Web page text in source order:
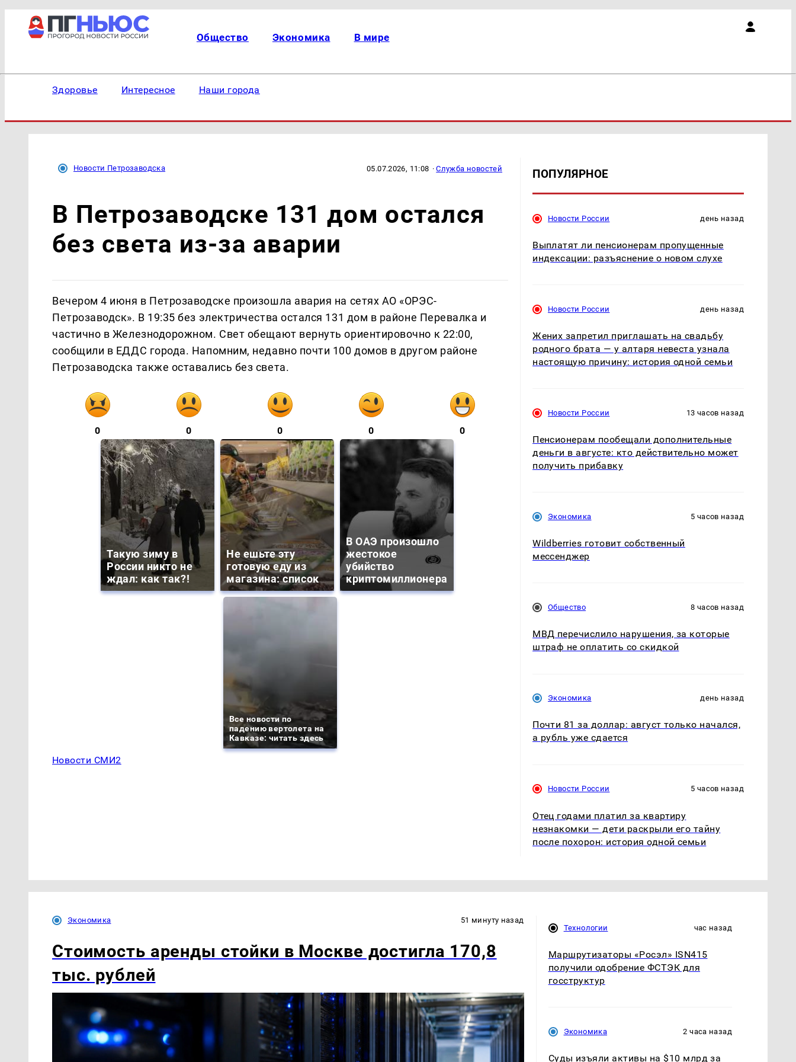
Общество Экономика В мире
Здоровье Интересное Наши города
Новости Петрозаводска 05.07.2026, 11:08 ·Служба новостей
В Петрозаводске 131 дом остался
без света из-за аварии
Вечером 4 июня в Петрозаводске произошла авария на сетях АО «ОРЭС-
Петрозаводск». В 19:35 без электричества остался 131 дом в районе Перевалка и
частично в Железнодорожном. Свет обещают вернуть ориентировочно к 22:00,
сообщили в ЕДДС города. Напомним, недавно почти 100 домов в другом районе
Петрозаводска также оставались без света.
0 0 0 0 0
Такую зиму в
России никто не
ждал: как так?!
Не ешьте эту
готовую еду из
магазина: список
В ОАЭ произошло
жестокое
убийство
криптомиллионера
Все новости по
падению вертолета на
Кавказе: читать здесь
Новости СМИ2
ПОПУЛЯРНОЕ
Новости России день назад
Выплатят ли пенсионерам пропущенные
индексации: разъяснение о новом слухе
Новости России день назад
Жених запретил приглашать на свадьбу
родного брата — у алтаря невеста узнала
настоящую причину: история одной семьи
Новости России 13 часов назад
Пенсионерам пообещали дополнительные
деньги в августе: кто действительно может
получить прибавку
Экономика 5 часов назад
Wildberries готовит собственный
мессенджер
Общество 8 часов назад
МВД перечислило нарушения, за которые
штраф не оплатить со скидкой
Экономика день назад
Почти 81 за доллар: август только начался,
а рубль уже сдается
Новости России 5 часов назад
Отец годами платил за квартиру
незнакомки — дети раскрыли его тайну
после похорон: история одной семьи
Экономика 51 минуту назад
Стоимость аренды стойки в Москве достигла 170,8
тыс. рублей
Технологии час назад
Маршрутизаторы «Росэл» ISN415
получили одобрение ФСТЭК для
госструктур
Экономика 2 часа назад
Суды изъяли активы на $10 млрд за